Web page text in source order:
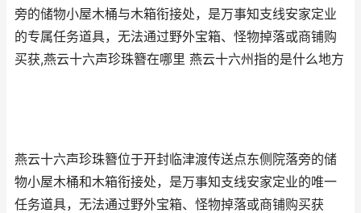
旁的储物小屋木桶与木箱衔接处，是万事知支线安家定业
的专属任务道具，无法通过野外宝箱、怪物掉落或商铺购
买获,燕云十六声珍珠簪在哪里 燕云十六州指的是什么地方
燕云十六声珍珠簪位于开封临津渡传送点东侧院落旁的储
物小屋木桶和木箱衔接处，是万事知支线安家定业的唯一
任务道具，无法通过野外宝箱、怪物掉落或商铺购买获